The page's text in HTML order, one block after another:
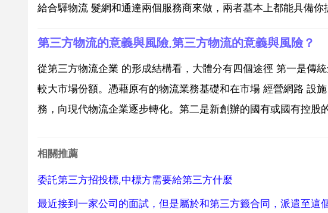
給合驛物流 髮網和通達兩個服務商來做，兩者基本上都能具備
第三方物流的意義與風險,第三方物流的意義與風險？
從第三方物流企業 的形成結構看，大體分有四個途徑 第一是傳
較大市場份額。憑藉原有的物流業務基礎和在市場 經營網路 設
務，向現代物流企業逐步轉化。第二是新創辦的國有或國有控股
相關推薦
委託第三方招投標,中標方需要給第三方什麼
最近接到一家公司的面試，但是屬於和第三方籤合同，派遣至這